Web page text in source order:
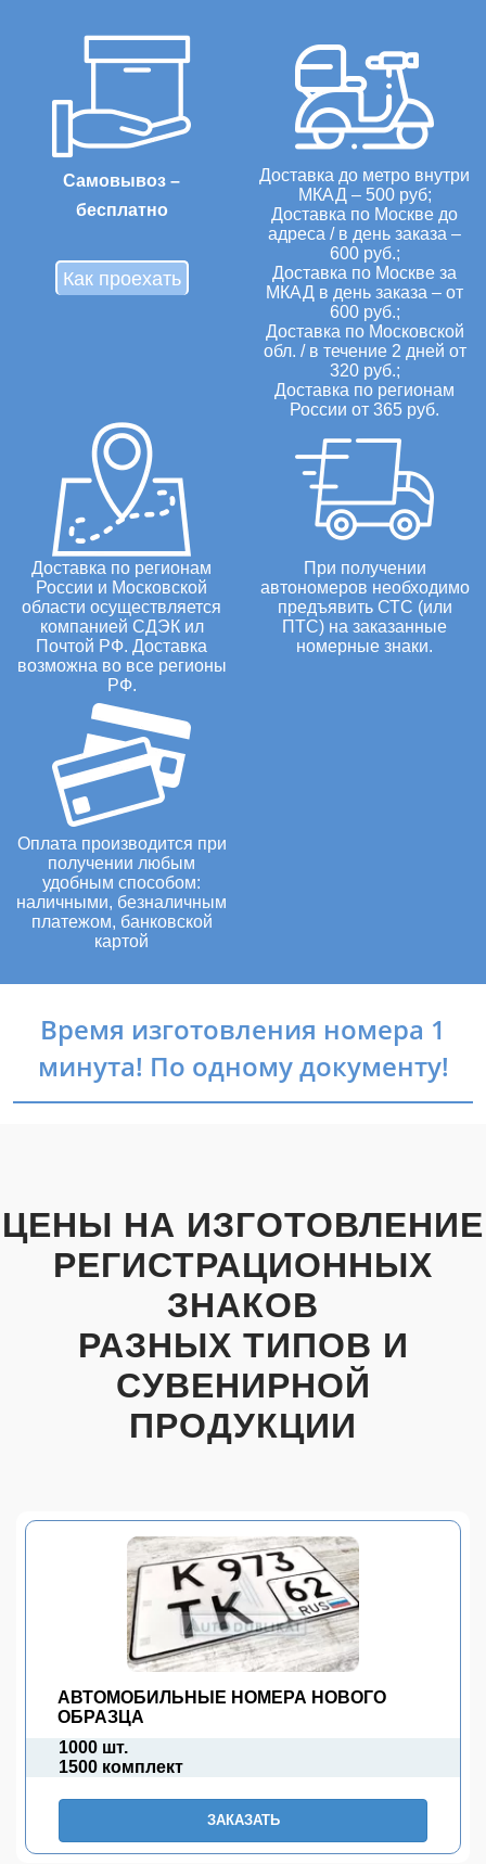
Самовывоз –
бесплатно
Как проехать
Доставка до метро внутри
МКАД – 500 руб;
Доставка по Москве до
адреса / в день заказа –
600 руб.;
Доставка по Москве за
МКАД в день заказа – от
600 руб.;
Доставка по Московской
обл. / в течение 2 дней от
320 руб.;
Доставка по регионам
России от 365 руб.
Доставка по регионам
России и Московской
области осуществляется
компанией СДЭК ил
Почтой РФ. Доставка
возможна во все регионы
РФ.
При получении
автономеров необходимо
предъявить СТС (или
ПТС) на заказанные
номерные знаки.
Оплата производится при
получении любым
удобным способом:
наличными, безналичным
платежом, банковской
картой
Время изготовления номера 1
минута! По одному документу!
ЦЕНЫ НА ИЗГОТОВЛЕНИЕ
РЕГИСТРАЦИОННЫХ
ЗНАКОВ
РАЗНЫХ ТИПОВ И
СУВЕНИРНОЙ
ПРОДУКЦИИ
АВТОМОБИЛЬНЫЕ НОМЕРА НОВОГО
ОБРАЗЦА
1000 шт.
1500 комплект
ЗАКАЗАТЬ